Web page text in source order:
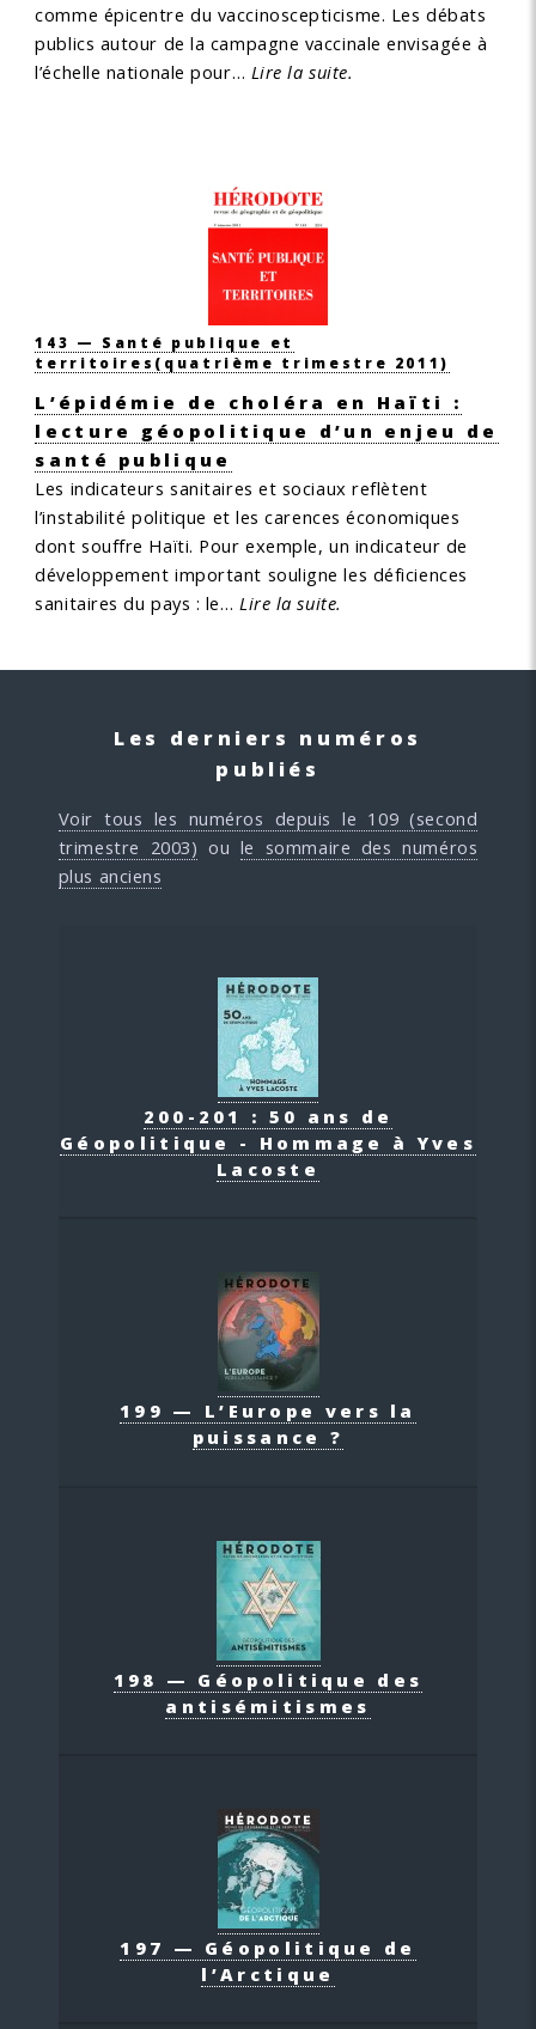
comme épicentre du vaccinoscepticisme. Les débats
publics autour de la campagne vaccinale envisagée à
l’échelle nationale pour… Lire la suite.
143 — Santé publique et
territoires (quatrième trimestre 2011)
L’épidémie de choléra en Haïti :
lecture géopolitique d’un enjeu de
santé publique
Les indicateurs sanitaires et sociaux reflètent
l’instabilité politique et les carences économiques
dont souffre Haïti. Pour exemple, un indicateur de
développement important souligne les déficiences
sanitaires du pays : le… Lire la suite.
Les derniers numéros
publiés
Voir tous les numéros depuis le 109 (second
trimestre 2003) ou le sommaire des numéros
plus anciens
200-201 : 50 ans de
Géopolitique - Hommage à Yves
Lacoste
199 — L’Europe vers la
puissance ?
198 — Géopolitique des
antisémitismes
197 — Géopolitique de
l’Arctique